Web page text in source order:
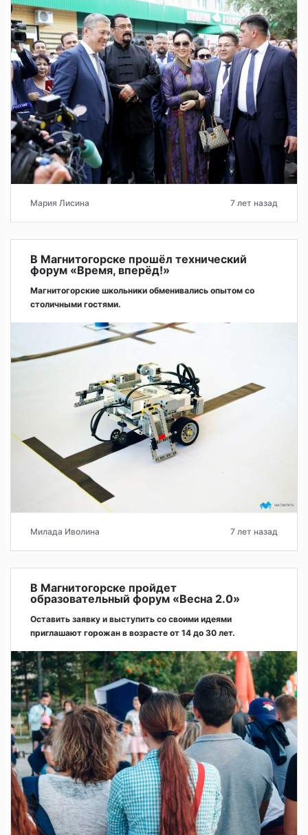
Мария Лисина 7 лет назад
В Магнитогорске прошёл технический
форум «Время, вперёд!»
Магнитогорские школьники обменивались опытом со
столичными гостями.
Милада Иволина 7 лет назад
В Магнитогорске пройдет
образовательный форум «Весна 2.0»
Оставить заявку и выступить со своими идеями
приглашают горожан в возрасте от 14 до 30 лет.